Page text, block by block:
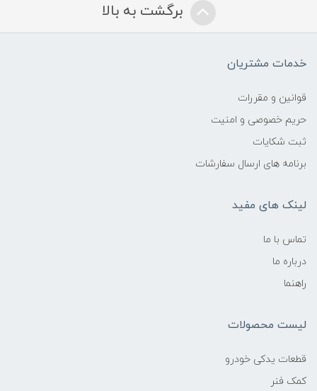
برگشت به بالا
خدمات مشتریان
قوانین و مقررات
حریم خصوصی و امنیت
ثبت شکایات
برنامه های ارسال سفارشات
لینک های مفید
تماس با ما
درباره ما
راهنما
لیست محصولات
قطعات یدکی خودرو
کمک فنر